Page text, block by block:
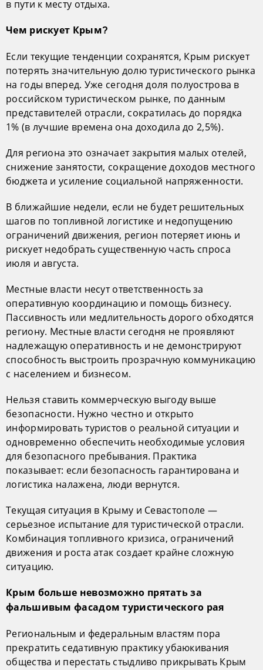
в пути к месту отдыха.
Чем рискует Крым?
Если текущие тенденции сохранятся, Крым рискует
потерять значительную долю туристического рынка
на годы вперед. Уже сегодня доля полуострова в
российском туристическом рынке, по данным
представителей отрасли, сократилась до порядка
1% (в лучшие времена она доходила до 2,5%).
Для региона это означает закрытия малых отелей,
снижение занятости, сокращение доходов местного
бюджета и усиление социальной напряженности.
В ближайшие недели, если не будет решительных
шагов по топливной логистике и недопущению
ограничений движения, регион потеряет июнь и
рискует недобрать существенную часть спроса
июля и августа.
Местные власти несут ответственность за
оперативную координацию и помощь бизнесу.
Пассивность или медлительность дорого обходятся
региону. Местные власти сегодня не проявляют
надлежащую оперативность и не демонстрируют
способность выстроить прозрачную коммуникацию
с населением и бизнесом.
Нельзя ставить коммерческую выгоду выше
безопасности. Нужно честно и открыто
информировать туристов о реальной ситуации и
одновременно обеспечить необходимые условия
для безопасного пребывания. Практика
показывает: если безопасность гарантирована и
логистика налажена, люди вернутся.
Текущая ситуация в Крыму и Севастополе —
серьезное испытание для туристической отрасли.
Комбинация топливного кризиса, ограничений
движения и роста атак создает крайне сложную
ситуацию.
Крым больше невозможно прятать за
фальшивым фасадом туристического рая
Региональным и федеральным властям пора
прекратить седативную практику убаюкивания
общества и перестать стыдливо прикрывать Крым